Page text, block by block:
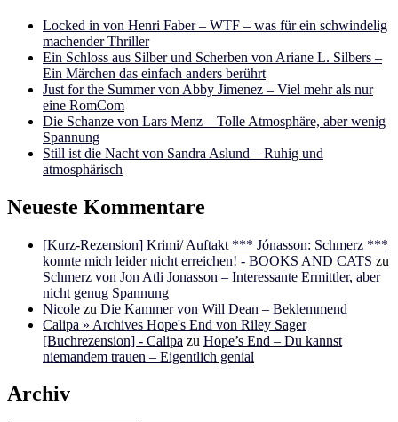
Locked in von Henri Faber – WTF – was für ein schwindelig
machender Thriller
Ein Schloss aus Silber und Scherben von Ariane L. Silbers –
Ein Märchen das einfach anders berührt
Just for the Summer von Abby Jimenez – Viel mehr als nur
eine RomCom
Die Schanze von Lars Menz – Tolle Atmosphäre, aber wenig
Spannung
Still ist die Nacht von Sandra Aslund – Ruhig und
atmosphärisch
Neueste Kommentare
[Kurz-Rezension] Krimi/ Auftakt *** Jónasson: Schmerz ***
konnte mich leider nicht erreichen! - BOOKS AND CATS zu
Schmerz von Jon Atli Jonasson – Interessante Ermittler, aber
nicht genug Spannung
Nicole zu Die Kammer von Will Dean – Beklemmend
Calipa » Archives Hope's End von Riley Sager
[Buchrezension] - Calipa zu Hope’s End – Du kannst
niemandem trauen – Eigentlich genial
Archiv